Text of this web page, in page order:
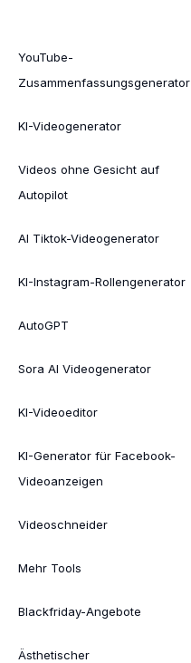
YouTube-
Zusammenfassungsgenerator
KI-Videogenerator
Videos ohne Gesicht auf
Autopilot
AI Tiktok-Videogenerator
KI-Instagram-Rollengenerator
AutoGPT
Sora AI Videogenerator
KI-Videoeditor
KI-Generator für Facebook-
Videoanzeigen
Videoschneider
Mehr Tools
Blackfriday-Angebote
Ästhetischer